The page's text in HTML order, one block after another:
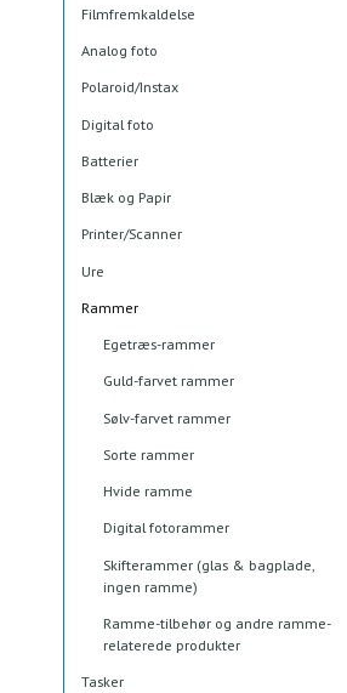
Filmfremkaldelse
Analog foto
Polaroid/Instax
Digital foto
Batterier
Blæk og Papir
Printer/Scanner
Ure
Rammer
Egetræs-rammer
Guld-farvet rammer
Sølv-farvet rammer
Sorte rammer
Hvide ramme
Digital fotorammer
Skifterammer (glas & bagplade,
ingen ramme)
Ramme-tilbehør og andre ramme-
relaterede produkter
Tasker